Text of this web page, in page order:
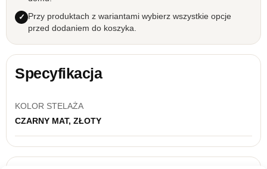
Przy produktach z wariantami wybierz wszystkie opcje
przed dodaniem do koszyka.
Specyfikacja
KOLOR STELAŻA
CZARNY MAT, ZŁOTY